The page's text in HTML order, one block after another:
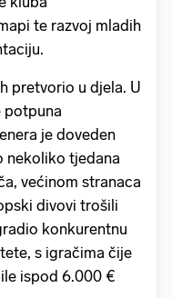
te razvoj mladih
pretvorio u djela. U
potpuna
je doveden
nekoliko tjedana
većinom stranaca
divovi trošili
konkurentnu
s igračima čije
ispod 6.000 €